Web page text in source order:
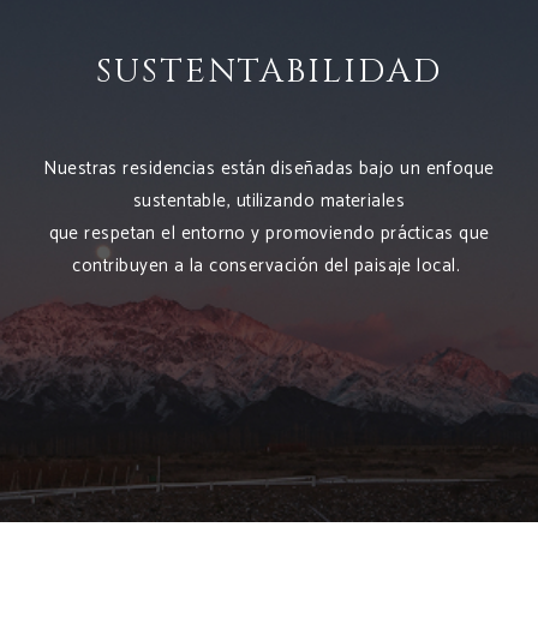
SUSTENTABILIDAD
Nuestras residencias están diseñadas bajo un enfoque
sustentable, utilizando materiales
que respetan el entorno y promoviendo prácticas que
contribuyen a la conservación del paisaje local.